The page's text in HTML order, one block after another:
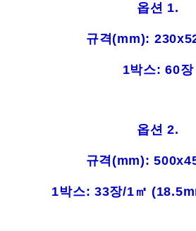
옵션 1.
규격(mm):
1박스: 60장
옵션 2.
규격(mm): 500
1박스: 33장/1㎡